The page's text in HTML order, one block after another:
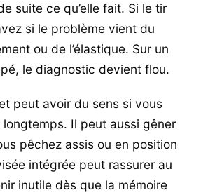
suite ce qu’elle fait. Si le tir
si le problème vient du
ou de l’élastique. Sur un
le diagnostic devient flou.
peut avoir du sens si vous
Il peut aussi gêner
pêchez assis ou en position
intégrée peut rassurer au
inutile dès que la mémoire